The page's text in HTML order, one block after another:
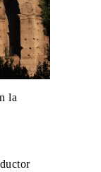
la